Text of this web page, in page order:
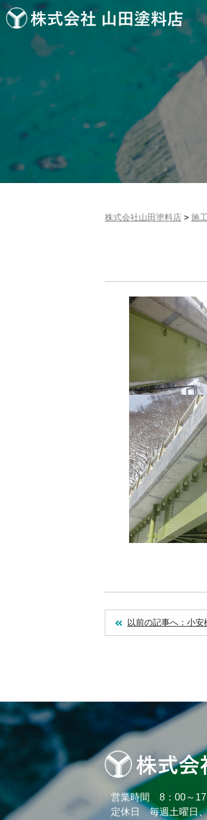
株式会社山田塗料店 > 施
以前の記事へ：小安
営業時間 8：00～
定休日 毎週土曜日